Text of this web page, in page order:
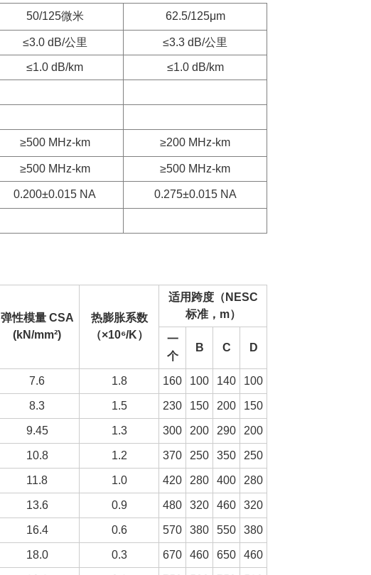
50/125微米 62.5/125μm
≤3.0 dB/公里 ≤3.3 dB/公里
≤1.0 dB/km ≤1.0 dB/km
≥500 MHz-km ≥200 MHz-km
≥500 MHz-km ≥500 MHz-km
0.200±0.015 NA 0.275±0.015 NA
弹性模量 CSA
(kN/mm²)
热膨胀系数
（×10⁶/K）
适用跨度（NESC
标准，m）
一
个
B C D
7.6 1.8 160 100 140 100
8.3 1.5 230 150 200 150
9.45 1.3 300 200 290 200
10.8 1.2 370 250 350 250
11.8 1.0 420 280 400 280
13.6 0.9 480 320 460 320
16.4 0.6 570 380 550 380
18.0 0.3 670 460 650 460